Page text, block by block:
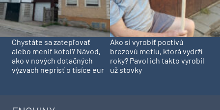
Chystáte sa zatepľovať
alebo meniť kotol? Návod,
ako v nových dotačných
výzvach neprísť o tisíce eur
Ako si vyrobiť poctivú
brezovú metlu, ktorá vydrží
roky? Pavol ich takto vyrobil
už stovky